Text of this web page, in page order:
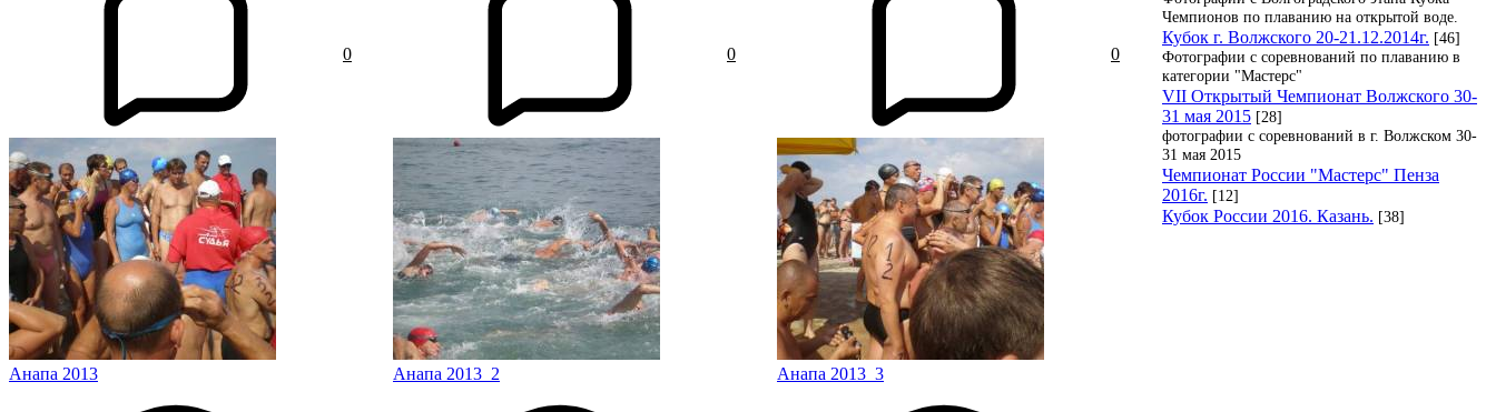
0 0 0
Анапа 2013 Анапа 2013_2 Анапа 2013_3
Чемпионов по плаванию на открытой воде.
Кубок г. Волжского 20-21.12.2014г. [46]
Фотографии с соревнований по плаванию в
категории "Мастерс"
VII Открытый Чемпионат Волжского 30-
31 мая 2015 [28]
фотографии с соревнований в г. Волжском 30-
31 мая 2015
Чемпионат России "Мастерс" Пенза
2016г. [12]
Кубок России 2016. Казань. [38]